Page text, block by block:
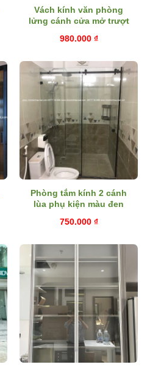
Vách kính văn phòng
lửng cánh cửa mở trượt
980.000 ₫
Phòng tắm kính 2 cánh
lùa phụ kiện màu đen
750.000 ₫